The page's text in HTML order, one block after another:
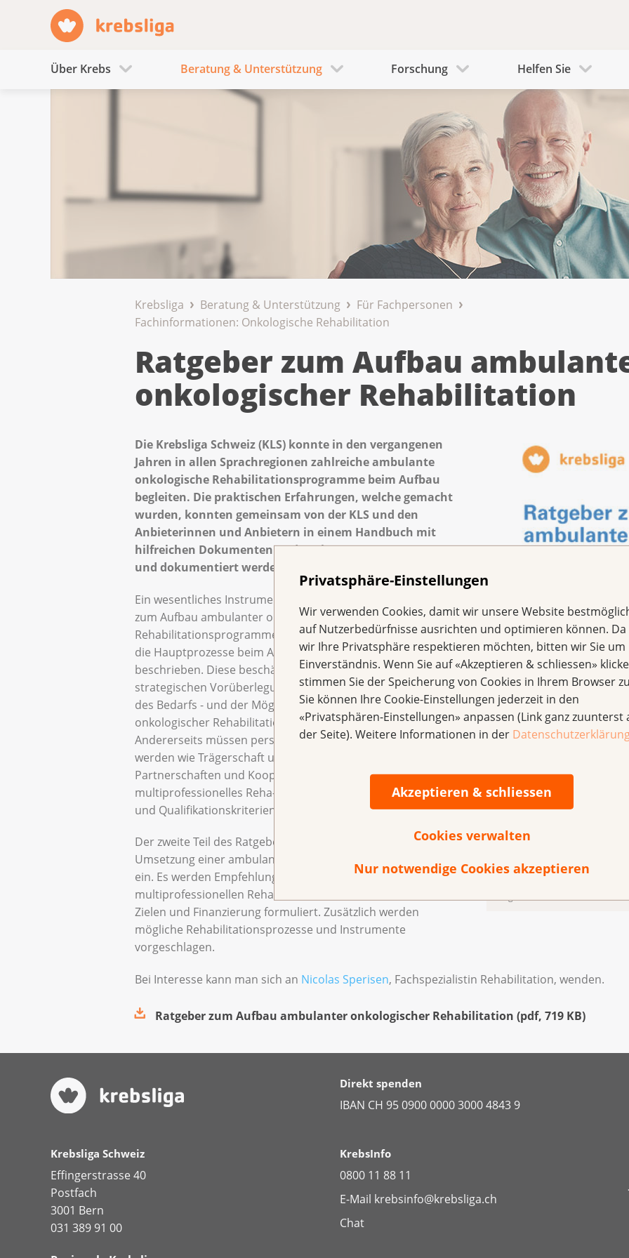
Privatsphäre-Einstellungen
Wir verwenden Cookies, damit wir unsere Website
auf Nutzerbedürfnisse ausrichten und optimieren können. Da
wir Ihre Privatsphäre respektieren möchten, bitten wir Sie um
Einverständnis. Wenn Sie auf «Akzeptieren & schliessen»
stimmen Sie der Speicherung von Cookies in Ihrem Browser
Sie können Ihre Cookie-Einstellungen jederzeit in den
«Privatsphären-Einstellungen» anpassen (Link ganz zuunterst
der Seite). Weitere Informationen in der
Akzeptieren & schliessen
Cookies verwalten
Nur notwendige Cookies akzeptieren
Über Krebs Beratung & Unterstützung Forschung Helfen Sie
Krebsliga Beratung & Unterstützung
Für Fachpersonen
Fachinformationen: Onkologische Rehabilitation
Ratgeber zum Aufbau
onkologischer Rehabilitation
Die Krebsliga Schweiz (KLS) konnte in den vergangenen
Jahren in allen Sprachregionen zahlreiche ambulante
onkologische Rehabilitationsprogramme beim Aufbau
begleiten. Die praktischen Erfahrungen, welche gemacht
wurden, konnten gemeinsam von der KLS und den
Anbieterinnen und Anbietern in einem Handbuch mit
hilfreichen Dokumenten und Tools zusammengetragen
und dokumentiert werden.
Ein wesentliches Instrument des Handbuchs ist der «Ratgeber
zum Aufbau ambulanter onkologischer
Rehabilitationsprogramme». Auf übersichtliche Weise werden
die Hauptprozesse beim Aufbau solcher Programme
beschrieben. Diese beschäftigen sich einerseits mit
strategischen Vorüberlegungen wie der Analyse und Klärung
des Bedarfs - und der Möglichkeiten (von ambulanter
onkologischer Rehabilitation) am jeweiligen Standort.
Andererseits müssen personelle Fragestellungen geklärt
werden wie Trägerschaft und medizinische Leitung,
Partnerschaften und Kooperationen, Reha-Koordination und
multiprofessionelles Reha-Team. Auch für die Programmform
und Qualifikationskriterien werden Hinweise gegeben.
Der zweite Teil des Ratgebers geht auf die konkrete
Umsetzung einer ambulanten onkologischen Rehabilitation
ein. Es werden Empfehlungen für die Planung der
multiprofessionellen Rehabilitation inkl. Assessment, Inhalten,
Zielen und Finanzierung formuliert. Zusätzlich werden
mögliche Rehabilitationsprozesse und Instrumente
vorgeschlagen.
Bei Interesse kann man sich an Nicolas Sperisen, Fachspezialistin Rehabilitation, wenden.
Ratgeber zum Aufbau ambulanter onkologischer Rehabilitation (pdf, 719 KB)
Direkt spenden
IBAN CH 95 0900 0000 3000 4843 9
Krebsliga Schweiz
Effingerstrasse 40
Postfach
3001 Bern
031 389 91 00
KrebsInfo
0800 11 88 11
E-Mail krebsinfo@krebsliga.ch
Chat